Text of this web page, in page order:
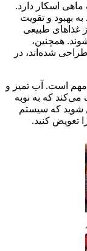
اسکار دارد.
بهبود و تقویت
غذاهای طبیعی
همچنین،
شده‌اند، در
است. آب تمیز و
که به نوبه
شوید که سیستم
تعویض کنید.